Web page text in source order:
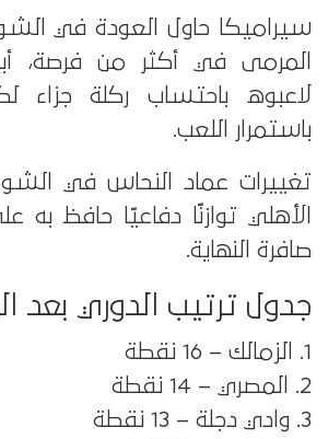
سيراميكا حاول العودة في
المرمى في أكثر من فرصة،
لاعبوه باحتساب ركلة جزاء
باستمرار اللعب.
تغييرات عماد النحاس في
الأهلي توازنًا دفاعيًا حافظ
صافرة النهاية.
جدول ترتيب الدوري بعد
1. الزمالك – 16 نقطة
2. المصري – 14 نقطة
3. وادي دجلة – 13 نقطة